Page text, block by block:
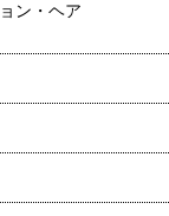
ン・ヘア